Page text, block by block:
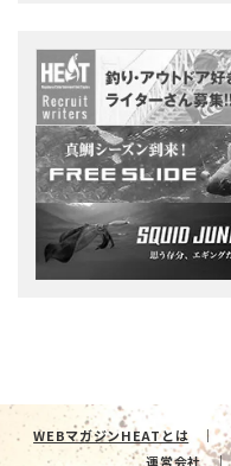
WEBマガジンHEATとは
運営会社